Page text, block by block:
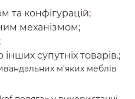
та конфігурацій;
механізмом;
інших супутніх товарів.;
м’яких меблів